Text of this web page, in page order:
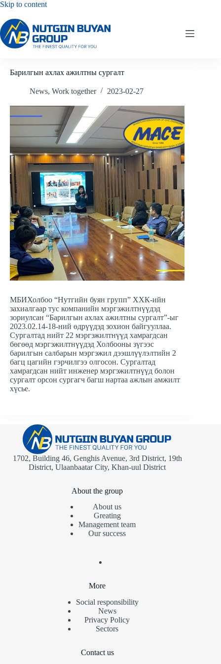
Skip to contentSkip
Барилгын ахлах ажилтны сургалт
News, Work together 2023-02-27
МБИХолбоо “Нутгийн буян групп” ХХК-ийн
захиалгаар тус компанийн мэргэжилтнүүдэд
зориулсан “Барилгын ахлах ажилтны сургалт”-ыг
2023.02.14-18-ний өдрүүдэд зохион байгууллаа.
Сургалтад нийт 22 мэргэжилтнүүд хамрагдсан
бөгөөд мэргэжилтнүүдэд Холбооны зүгээс
барилгын салбарын мэргэжил дээшлүүлэлтийн 2
багц цагийн гэрчилгээ олгосон. Сургалтад
хамрагдсан нийт инженер мэргэжилтнүүд болон
сургалт орсон сургагч багш нартаа ажлын амжилт
хүсье.
1702, Building 46, Genghis Avenue, 3rd District, 19th
District, Ulaanbaatar City, Khan-uul District
About the group
About us
Greating
Management team
Our success
More
Social responsibility
News
Privacy Policy
Sectors
Contact us